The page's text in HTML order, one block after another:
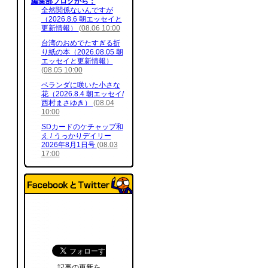
全然関係ないんですが
（2026.8.6 朝エッセイと
更新情報） (08.06 10:00
台湾のおめでたすぎる折
り紙の本（2026.08.05 朝
エッセイと更新情報）
(08.05 10:00
ベランダに咲いた小さな
花（2026.8.4 朝エッセイ/
西村まさゆき） (08.04
10:00
SDカードのケチャップ和
え / うっかりデイリー
2026年8月1日号 (08.03
17:00